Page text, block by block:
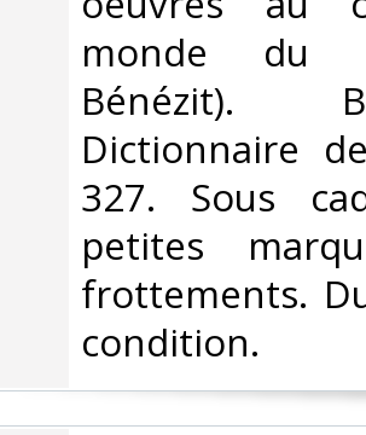
monde du
Bénézit).
Dictionnaire
327. Sous
petites
frottements.
condition. ‎